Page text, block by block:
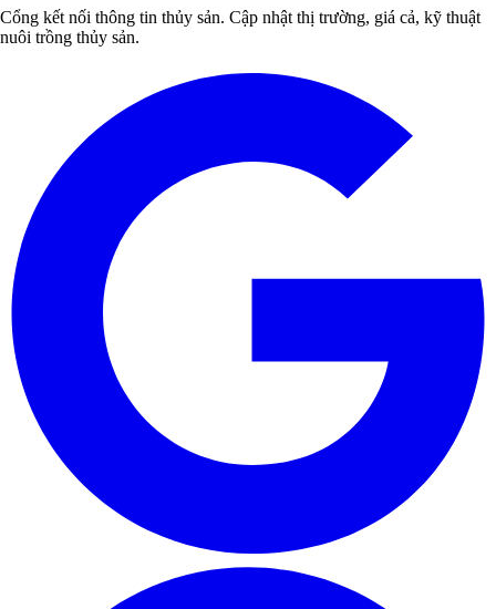
Cổng kết nối thông tin thủy sản. Cập nhật thị trường, giá cả, kỹ thuật
nuôi trồng thủy sản.